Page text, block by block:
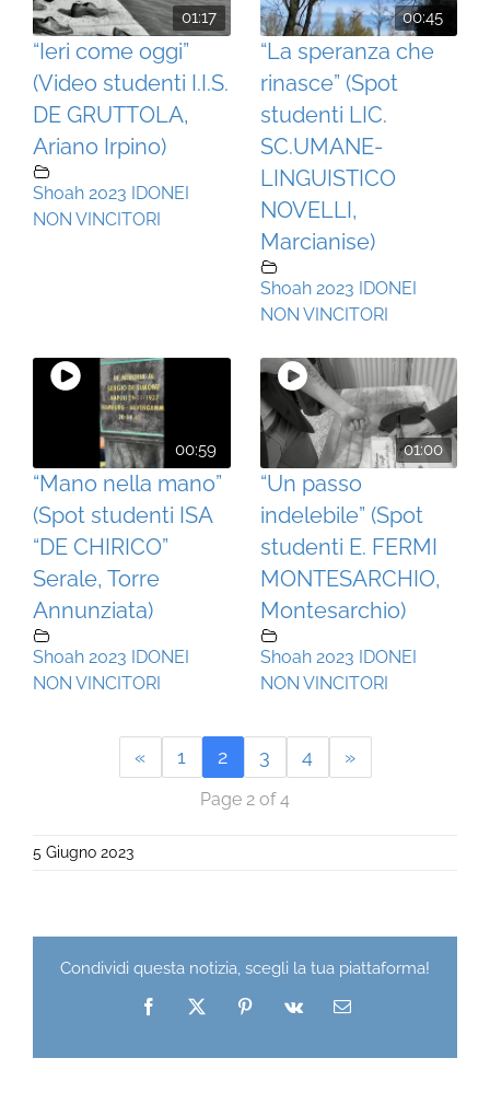
01:17
“Ieri come oggi”
(Video studenti I.I.S.
DE GRUTTOLA,
Ariano Irpino)
Shoah 2023 IDONEI
NON VINCITORI
00:45
“La speranza che
rinasce” (Spot
studenti LIC.
SC.UMANE-
LINGUISTICO
NOVELLI,
Marcianise)
Shoah 2023 IDONEI
NON VINCITORI
00:59
“Mano nella mano”
(Spot studenti ISA
“DE CHIRICO”
Serale, Torre
Annunziata)
Shoah 2023 IDONEI
NON VINCITORI
01:00
“Un passo
indelebile” (Spot
studenti E. FERMI
MONTESARCHIO,
Montesarchio)
Shoah 2023 IDONEI
NON VINCITORI
« 1 2 3 4 »
Page 2 of 4
5 Giugno 2023
Condividi questa notizia, scegli la tua piattaforma!
Facebook
X Pinterest
Vk Email